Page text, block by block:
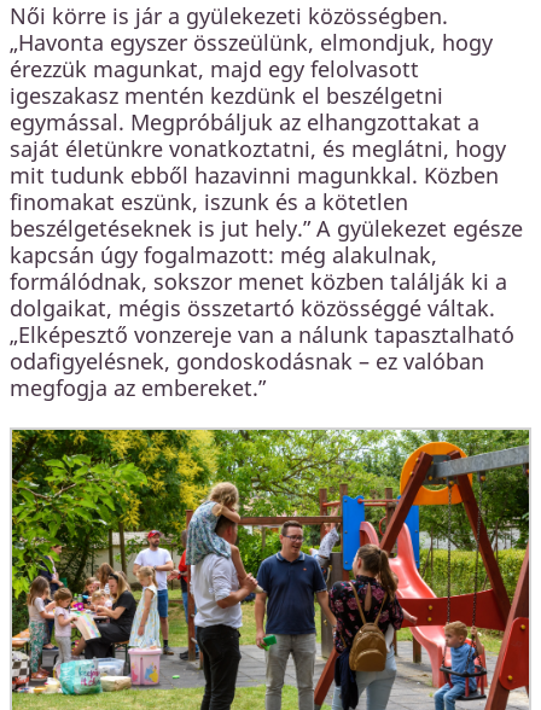
Női körre is jár a gyülekezeti közösségben.
„Havonta egyszer összeülünk, elmondjuk, hogy
érezzük magunkat, majd egy felolvasott
igeszakasz mentén kezdünk el beszélgetni
egymással. Megpróbáljuk az elhangzottakat a
saját életünkre vonatkoztatni, és meglátni, hogy
mit tudunk ebből hazavinni magunkkal. Közben
finomakat eszünk, iszunk és a kötetlen
beszélgetéseknek is jut hely.” A gyülekezet egésze
kapcsán úgy fogalmazott: még alakulnak,
formálódnak, sokszor menet közben találják ki a
dolgaikat, mégis összetartó közösséggé váltak.
„Elképesztő vonzereje van a nálunk tapasztalható
odafigyelésnek, gondoskodásnak – ez valóban
megfogja az embereket.”